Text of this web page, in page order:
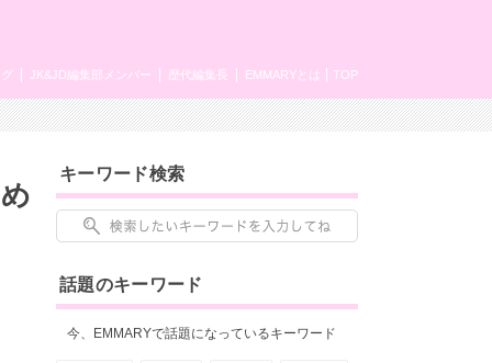
TOP
EMMARYとは
歴代編集長
JK&JD編集部メンバー
キーワード検索
話題のキーワード
今、EMMARYで話題になっているキーワード